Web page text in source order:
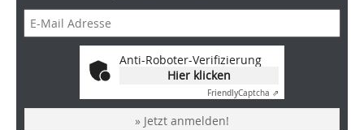
Anti-Roboter-Verifizierung
Hier klicken
FriendlyCaptcha ⇗
» Jetzt anmelden!